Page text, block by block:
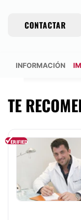
CONTACTAR
INFORMACIÓN
TE